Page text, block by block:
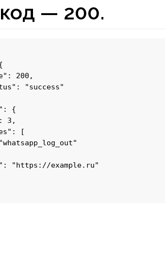
— 200.
200,
"success"
{
3,
[
"https://example.ru"